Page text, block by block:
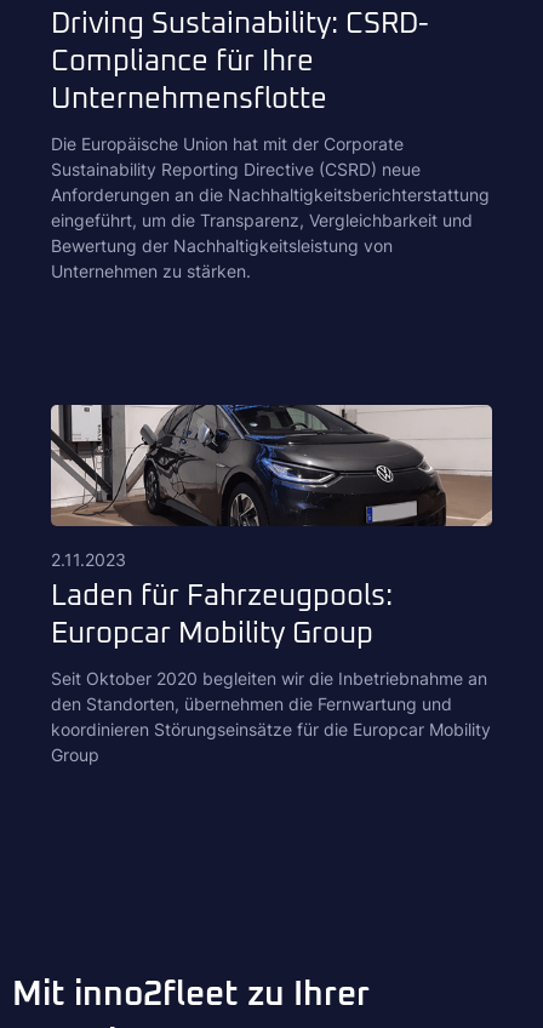
Driving Sustainability: CSRD-
Compliance für Ihre
Unternehmensflotte
Die Europäische Union hat mit der Corporate
Sustainability Reporting Directive (CSRD) neue
Anforderungen an die Nachhaltigkeitsberichterstattung
eingeführt, um die Transparenz, Vergleichbarkeit und
Bewertung der Nachhaltigkeitsleistung von
Unternehmen zu stärken.
2.11.2023
Laden für Fahrzeugpools:
Europcar Mobility Group
Seit Oktober 2020 begleiten wir die Inbetriebnahme an
den Standorten, übernehmen die Fernwartung und
koordinieren Störungseinsätze für die Europcar Mobility
Group
Mit inno2fleet zu Ihrer